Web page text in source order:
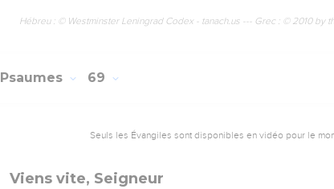
Hébreu : © Westminster Leningrad Codex - tanach.us --- Grec : © 2010
Psaumes 69
Seuls les Évangiles sont disponibles en vidéo pour le
Viens vite, Seigneur